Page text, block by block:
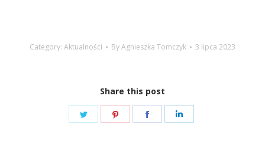
Category: Aktualności ByAgnieszka Tomczyk 3 lipca 2023
Share this post
Share
Share
Share